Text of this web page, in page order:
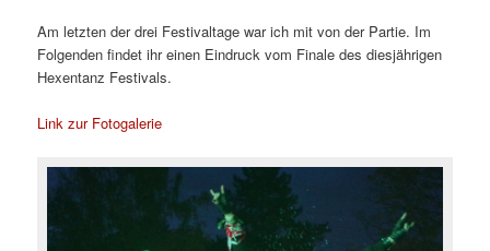
Am letzten der drei Festivaltage war ich mit von der Partie. Im
Folgenden findet ihr einen Eindruck vom Finale des diesjährigen
Hexentanz Festivals.
Link zur Fotogalerie